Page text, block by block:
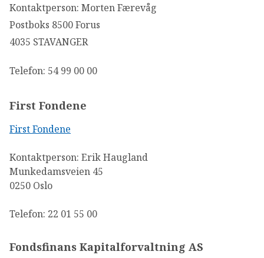
Kontaktperson: Morten Færevåg
Postboks 8500 Forus
4035 STAVANGER
Telefon: 54 99 00 00
First Fondene
First Fondene
Kontaktperson: Erik Haugland
Munkedamsveien 45
0250 Oslo
Telefon: 22 01 55 00
Fondsfinans Kapitalforvaltning AS